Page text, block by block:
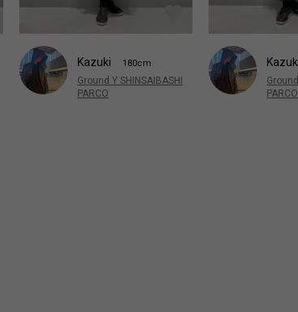
Kazuki 180cm
Ground Y SHINSAIBASHI
PARCO
PARCO